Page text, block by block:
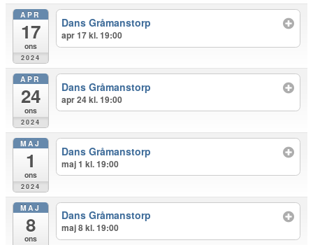
APR
17
ons
2024
Dans Gråmanstorp
apr 17 kl. 19:00
APR
24
ons
2024
Dans Gråmanstorp
apr 24 kl. 19:00
MAJ
1
ons
2024
Dans Gråmanstorp
maj 1 kl. 19:00
MAJ
8
ons
Dans Gråmanstorp
maj 8 kl. 19:00